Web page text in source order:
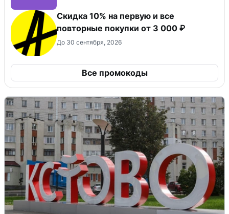
Скидка 10% на первую и все
повторные покупки от 3 000 ₽
До 30 сентября, 2026
Все промокоды